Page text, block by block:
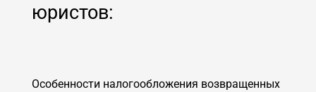
юристов:
Особенности налогообложения возвращенных